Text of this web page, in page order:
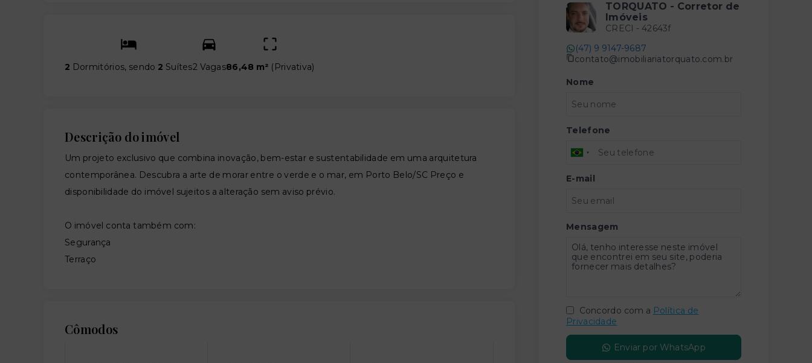
2 Dormitórios, sendo 2 Suítes2 Vagas86,48 m² ( Privativa)
Descrição do imóvel
Um projeto exclusivo que combina inovação, bem-estar e sustentabilidade em uma arquitetura
contemporânea. Descubra a arte de morar entre o verde e o mar, em Porto Belo/SC Preço e
disponibilidade do imóvel sujeitos a alteração sem aviso prévio.
O imóvel conta também com:
Segurança
Terraço
Cômodos
TORQUATO - Corretor de
Imóveis
CRECI - 42643f
(47) 9 9147-9687
contato@imobiliariatorquato.com.br
Nome
Telefone
E-mail
Mensagem
Concordo com a Política de
Privacidade
Enviar por WhatsApp